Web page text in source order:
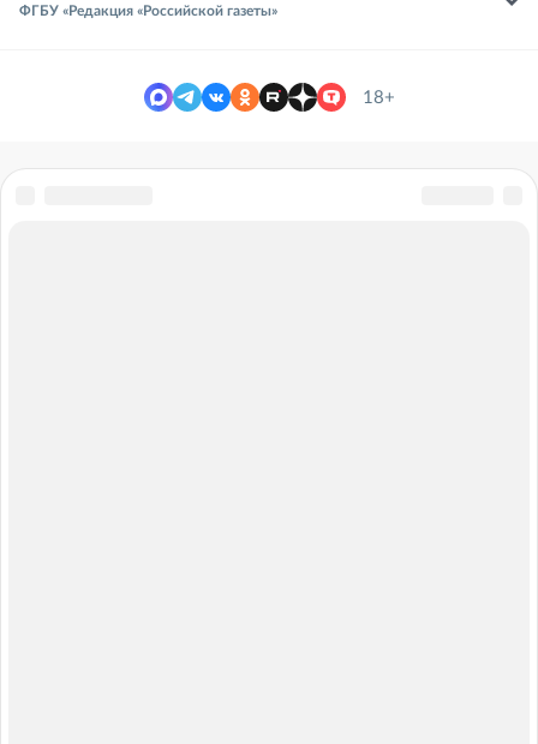
ФГБУ «Редакция «Российской газеты»
18+